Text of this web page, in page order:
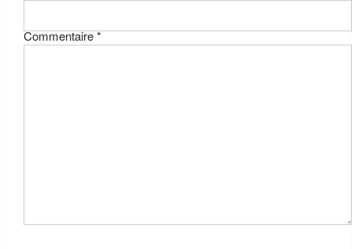
Commentaire*